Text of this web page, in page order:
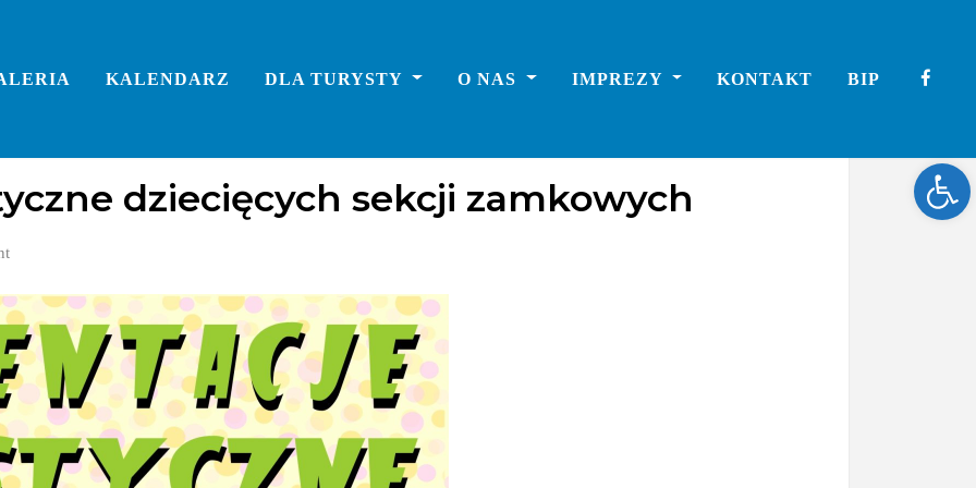
KALENDARZ DLA TURYSTY O NAS IMPREZY KONTAKT BIP
dziecięcych sekcji zamkowych